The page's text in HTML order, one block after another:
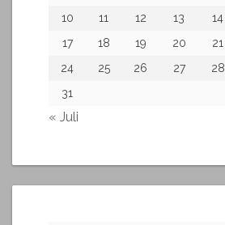
10
11 12 13 14
17
18 19 20 21
24
25 26 27 28
31
« Juli